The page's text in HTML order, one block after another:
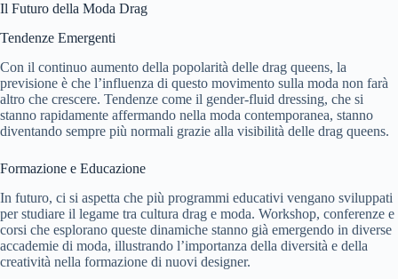
Il Futuro della Moda Drag
Tendenze Emergenti
Con il continuo aumento della popolarità delle drag queens, la
previsione è che l’influenza di questo movimento sulla moda non farà
altro che crescere. Tendenze come il gender-fluid dressing, che si
stanno rapidamente affermando nella moda contemporanea, stanno
diventando sempre più normali grazie alla visibilità delle drag queens.
Formazione e Educazione
In futuro, ci si aspetta che più programmi educativi vengano sviluppati
per studiare il legame tra cultura drag e moda. Workshop, conferenze e
corsi che esplorano queste dinamiche stanno già emergendo in diverse
accademie di moda, illustrando l’importanza della diversità e della
creatività nella formazione di nuovi designer.